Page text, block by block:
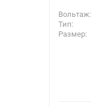
Вольтаж:
Тип:
Размер: